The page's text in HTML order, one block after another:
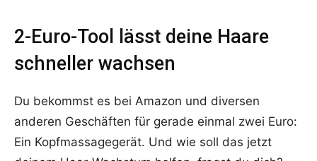
2-Euro-Tool lässt deine Haare
schneller wachsen
Du bekommst es bei Amazon und diversen
anderen Geschäften für gerade einmal zwei Euro:
Ein Kopfmassagegerät. Und wie soll das jetzt